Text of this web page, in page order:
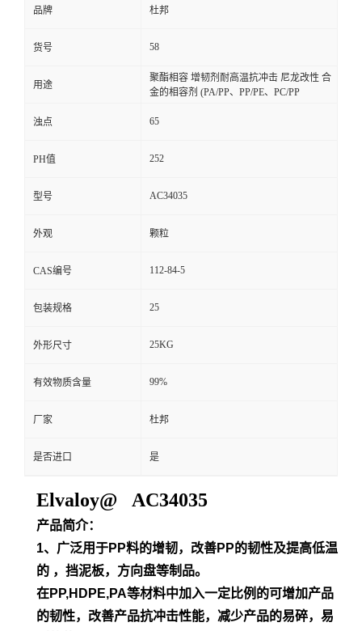
品牌 杜邦
货号 58
用途
聚酯相容 增韧剂耐高温抗冲击 尼龙改性 合
金的相容剂 (PA/PP、PP/PE、PC/PP
浊点 65
PH值 252
型号 AC34035
外观 颗粒
CAS编号 112-84-5
包装规格 25
外形尺寸 25KG
有效物质含量 99%
厂家 杜邦
是否进口 是
Elvaloy@ AC34035
产品简介：
1、广泛用于PP料的增韧，改善PP的韧性及提高低温
的 ，挡泥板，方向盘等制品。
在PP,HDPE,PA等材料中加入一定比例的可增加产品
的韧性，改善产品抗冲击性能，减少产品的易碎，易